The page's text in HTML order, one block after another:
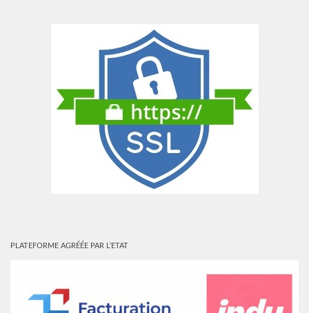
PLATEFORME AGRÉÉE PAR L’ETAT